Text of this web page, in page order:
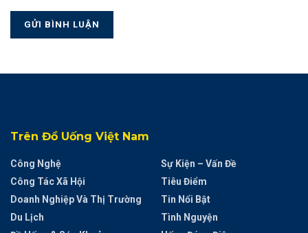
Trên Đồ Uống Việt Nam
Công Nghệ
Công Tác Xã Hội
Doanh Nghiệp Và Thị Trường
Du Lịch
Sự Kiện – Vấn Đề
Tiêu Điểm
Tin Nổi Bật
Tình Nguyện